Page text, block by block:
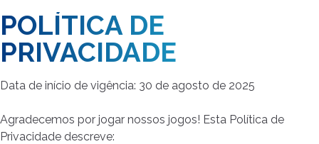
POLÍTICA DE
PRIVACIDADE
Data de início de vigência: 30 de agosto de 2025
Agradecemos por jogar nossos jogos! Esta Política de
Privacidade descreve: